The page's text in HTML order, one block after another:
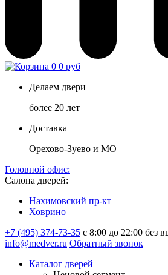
0 0 руб
Делаем двери
более 20 лет
Доставка
Орехово-Зуево и МО
Головной офис:
Салона дверей:
Нахимовский пр-кт
Ховрино
+7 (495) 374-73-35 с 8:00 до 22:00 без
info@medver.ru Обратный звонок
Каталог дверей